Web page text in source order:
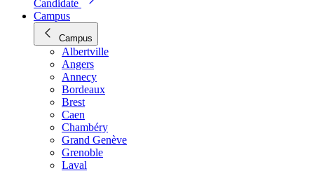
Candidate
Campus
Campus
Albertville
Angers
Annecy
Bordeaux
Brest
Caen
Chambéry
Grand Genève
Grenoble
Laval